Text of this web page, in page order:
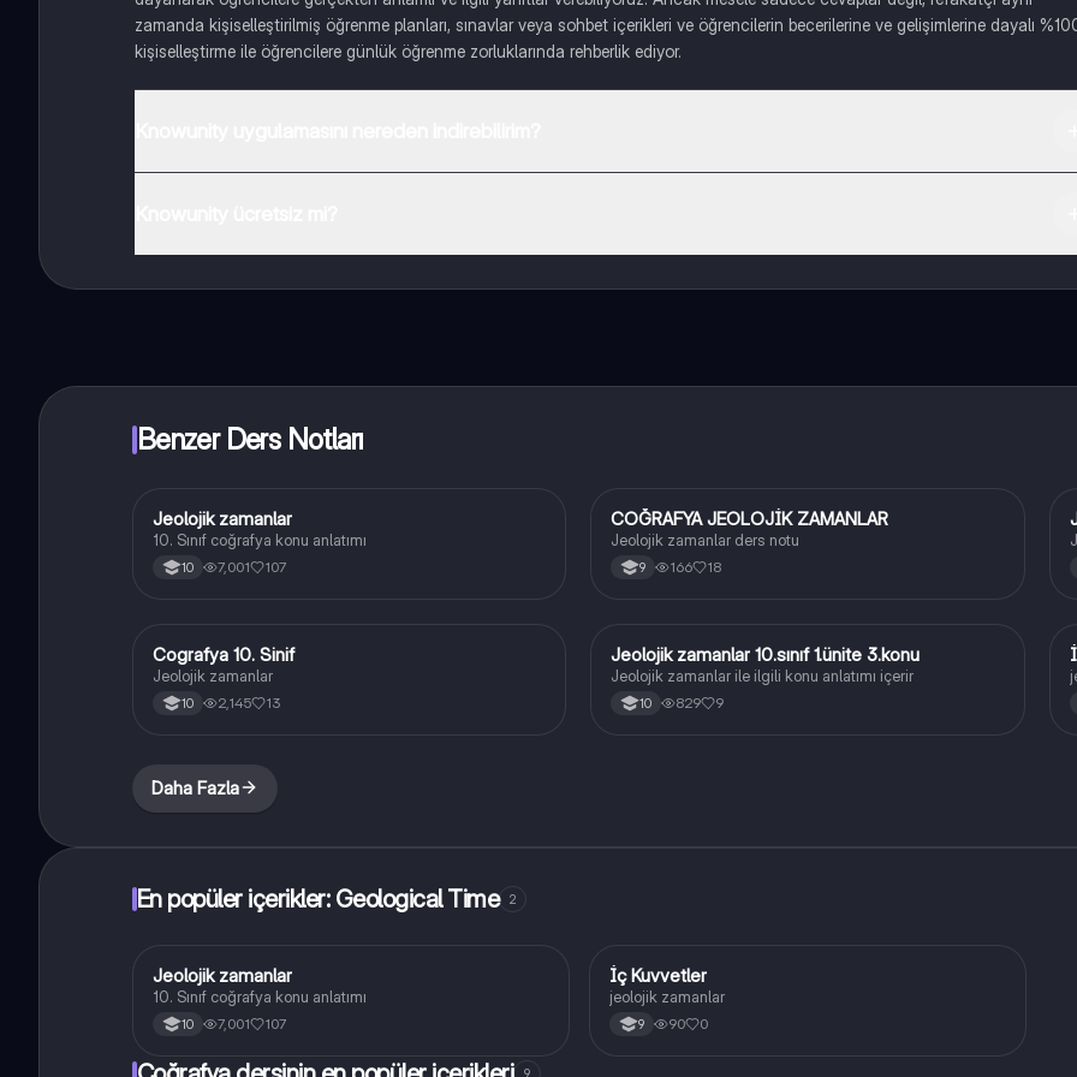
zamanda kişiselleştirilmiş öğrenme planları, sınavlar veya sohbet içerikleri ve öğrencilerin becerilerine ve gelişimlerine dayalı
kişiselleştirme ile öğrencilere günlük öğrenme zorluklarında rehberlik ediyor.
Benzer Ders Notları
Coğrafya
Jeolojik zamanlar
10. Sınıf coğrafya konu anlatımı
10 7,001 107
Coğrafya
COĞRAFYA JEOLOJİK ZAMANLAR
Jeolojik zamanlar ders notu
9 166 18
Coğrafya
Cografya 10. Sinif
Jeolojik zamanlar
10 2,145 13
Coğrafya
Jeolojik zamanlar 10.sınıf 1.ünite 3.konu
Jeolojik zamanlar ile ilgili konu anlatımı içerir
10 829 9
Daha Fazla
En popüler içerikler: Geological Time 2
Coğrafya
Jeolojik zamanlar
10. Sınıf coğrafya konu anlatımı
10 7,001 107
Coğrafya
İç Kuvvetler
jeolojik zamanlar
9 90 0